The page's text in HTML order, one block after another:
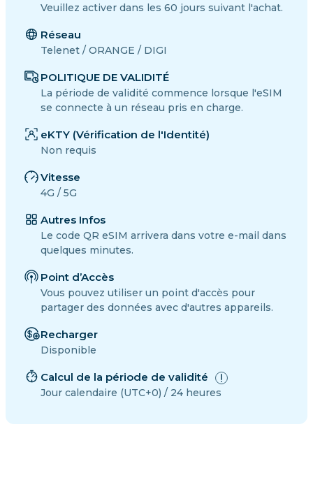
Veuillez activer dans les 60 jours suivant l'achat.
Réseau
Telenet / ORANGE / DIGI
POLITIQUE DE VALIDITÉ
La période de validité commence lorsque l'eSIM
se connecte à un réseau pris en charge.
eKTY (Vérification de l'Identité)
Non requis
Vitesse
4G / 5G
Autres Infos
Le code QR eSIM arrivera dans votre e-mail dans
quelques minutes.
Point d’Accès
Vous pouvez utiliser un point d'accès pour
partager des données avec d'autres appareils.
Recharger
Disponible
Calcul de la période de validité
Jour calendaire (UTC+0) / 24 heures